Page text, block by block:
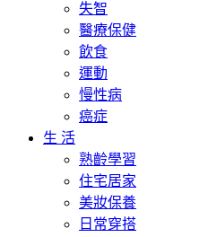
失智
醫療保健
飲食
運動
慢性病
癌症
生 活
熟齡學習
住宅居家
美妝保養
日常穿搭